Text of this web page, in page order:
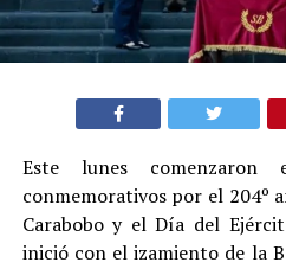
Este lunes comenzaron
conmemorativos por el 204º
Carabobo y el Día del
inició con el izamiento de la